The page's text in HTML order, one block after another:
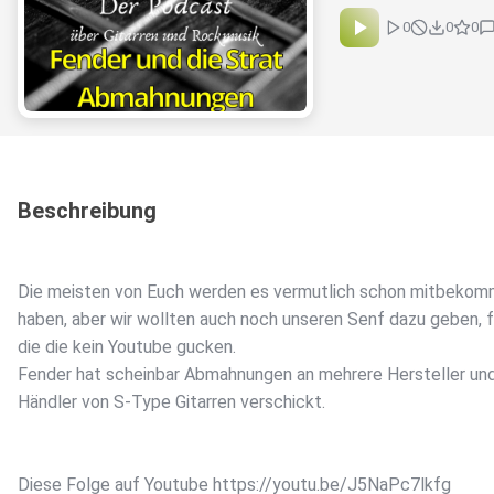
0 0 0
Beschreibung
Die meisten von Euch werden es vermutlich schon
haben, aber wir wollten auch noch unseren Senf dazu geben,
die die kein Youtube gucken.
Fender hat scheinbar Abmahnungen an mehrere Hersteller und
Händler von S-Type Gitarren verschickt.
Diese Folge auf Youtube https://youtu.be/J5NaPc7lkfg